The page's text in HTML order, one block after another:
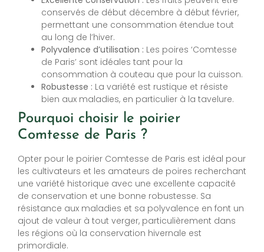
conservés de début décembre à début février,
permettant une consommation étendue tout
au long de l’hiver.
Polyvalence d’utilisation : Les poires ‘Comtesse
de Paris’ sont idéales tant pour la
consommation à couteau que pour la cuisson.
Robustesse : La variété est rustique et résiste
bien aux maladies, en particulier à la tavelure.
Pourquoi choisir le poirier
Comtesse de Paris ?
Opter pour le poirier Comtesse de Paris est idéal pour
les cultivateurs et les amateurs de poires recherchant
une variété historique avec une excellente capacité
de conservation et une bonne robustesse. Sa
résistance aux maladies et sa polyvalence en font un
ajout de valeur à tout verger, particulièrement dans
les régions où la conservation hivernale est
primordiale.